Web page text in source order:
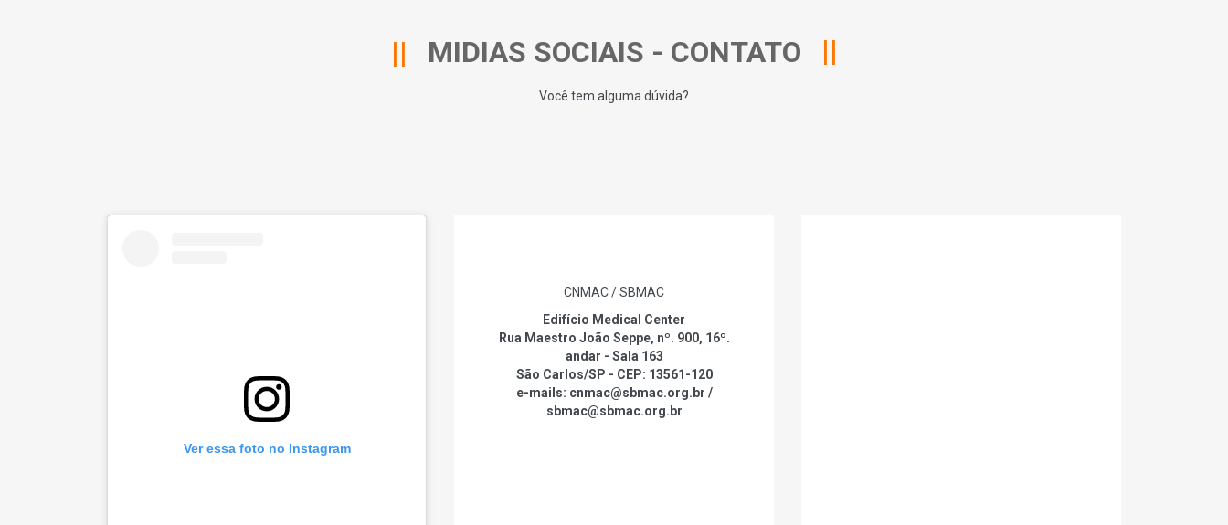
MIDIAS SOCIAIS - CONTATO
Você tem alguma dúvida?
Ver essa foto no Instagram
CNMAC / SBMAC
Edifício Medical Center
Rua Maestro João Seppe, nº. 900, 16º.
andar - Sala 163
São Carlos/SP - CEP: 13561-120
e-mails: cnmac@sbmac.org.br /
sbmac@sbmac.org.br